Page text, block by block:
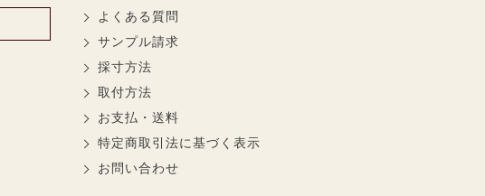
よくある質問
サンプル請求
採寸方法
取付方法
お支払・送料
特定商取引法に基づく表示
お問い合わせ